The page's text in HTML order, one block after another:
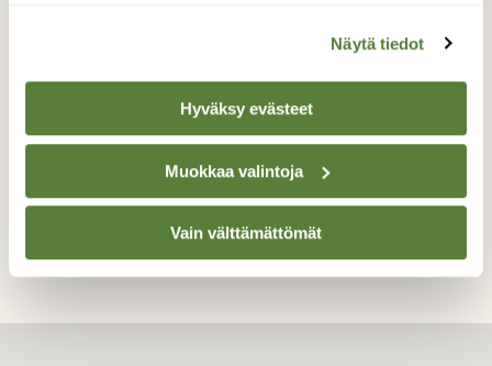
Näytä tiedot
Hyväksy evästeet
Muokkaa valintoja
Vain välttämättömät
Valokuvaaja: Raili Sallinen, Kontiolahti
mökkipihametsikkö 12.6.2013
TAKAISIN LISTAAN